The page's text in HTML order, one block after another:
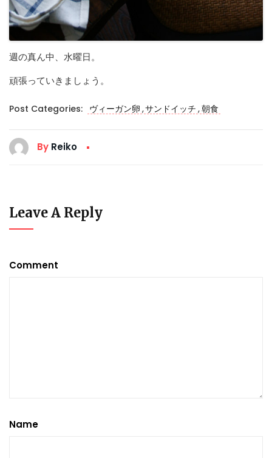
週の真ん中、水曜日。
頑張っていきましょう。
Post Categories: ヴィーガン卵 ,サンドイッチ ,朝食
By Reiko
Leave A Reply
Comment
Name